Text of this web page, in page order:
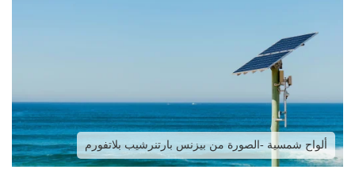
ألواح شمسية -الصورة من بيزنس بارتنرشيب بلاتفورم